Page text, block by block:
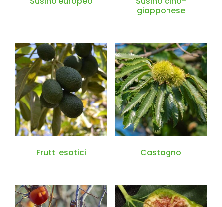
giapponese
Frutti esotici Castagno